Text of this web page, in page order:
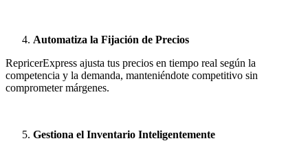
Automatiza la Fijación de Precios
RepricerExpress ajusta tus precios en tiempo real según la
competencia y la demanda, manteniéndote competitivo sin
comprometer márgenes.
Gestiona el Inventario Inteligentemente